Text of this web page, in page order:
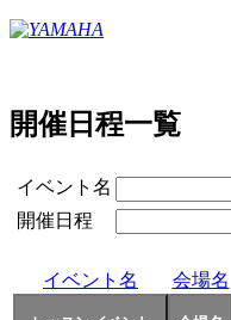
開催日程一覧
イベント名
開催日程
イベント名 会場名